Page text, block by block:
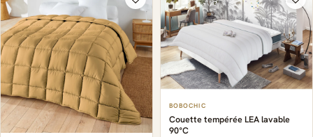
BOBOCHIC
Couette tempérée LEA lavable
90°C